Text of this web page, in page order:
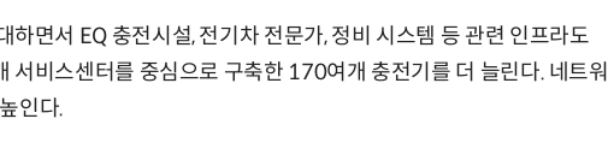
하면서 EQ 충전시설, 전기차 전문가, 정비 시스템 등 관련 인프라도
서비스센터를 중심으로 구축한 170여개 충전기를 더 늘린다. 네트워
인다.